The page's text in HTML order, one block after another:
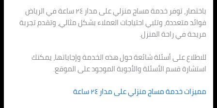
باختصار، توفر خدمة مساج منزلي على مدار ٢٤ ساعة في الرياض
فوائد متعددة، وتلبي احتياجات العملاء بشكل مثالي، وتقدم تجربة
مريحة في راحة المنزل.
للاطلاع على أسئلة شائعة حول هذه الخدمة وإجاباتها، يمكنك
استشارة قسم الأسئلة والأجوبة الموجود على الموقع.
مميزات خدمة مساج منزلي على مدار ٢٤ ساعة